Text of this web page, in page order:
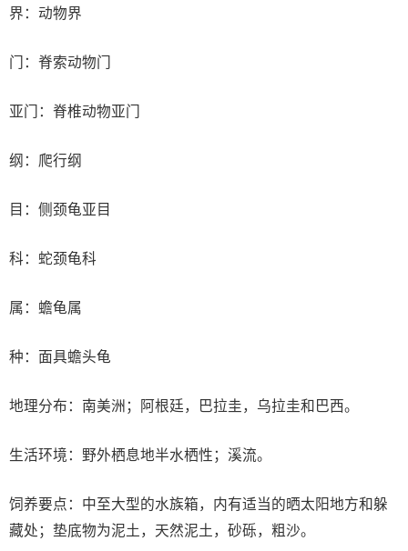
界：动物界
门：脊索动物门
亚门：脊椎动物亚门
纲：爬行纲
目：侧颈龟亚目
科：蛇颈龟科
属：蟾龟属
种：面具蟾头龟
地理分布：南美洲；阿根廷，巴拉圭，乌拉圭和巴西。
生活环境：野外栖息地半水栖性；溪流。
饲养要点：中至大型的水族箱，内有适当的晒太阳地方和躲
藏处；垫底物为泥土，天然泥土，砂砾，粗沙。